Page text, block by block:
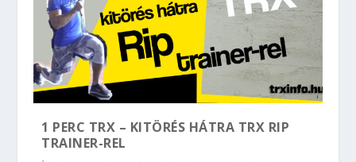
1 PERC TRX – KITÖRÉS HÁTRA TRX RIP
TRAINER-REL